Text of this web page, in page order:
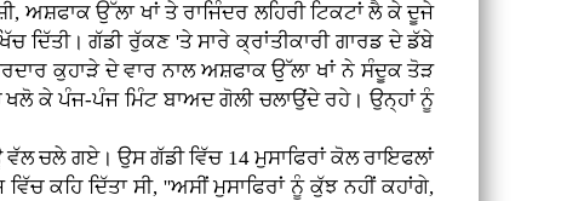
ਅਸ਼ਫਾਕ ਉੱਲਾ ਖਾਂ ਤੇ ਰਾਜਿੰਦਰ ਲਹਿਰੀ ਟਿਕਟਾਂ ਲੈ ਕੇ ਦੂਜੇ
ਦਿੱਤੀ। ਗੱਡੀ ਰੁੱਕਣ 'ਤੇ ਸਾਰੇ ਕ੍ਰਾਂਤੀਕਾਰੀ ਗਾਰਡ ਦੇ ਡੱਬੇ
ਕੁਹਾੜੇ ਦੇ ਵਾਰ ਨਾਲ ਅਸ਼ਫਾਕ ਉੱਲਾ ਖਾਂ ਨੇ ਸੰਦੂਕ ਤੋੜ
ਖਲੋ ਕੇ ਪੰਜ-ਪੰਜ ਮਿੰਟ ਬਾਅਦ ਗੋਲੀ ਚਲਾਉਂਦੇ ਰਹੇ। ਉਨ੍ਹਾਂ ਨੂੰ
ਚਲੇ ਗਏ। ਉਸ ਗੱਡੀ ਵਿੱਚ 14 ਮੁਸਾਫਿਰਾਂ ਕੋਲ ਰਾਇਫਲਾਂ
ਕਹਿ ਦਿੱਤਾ ਸੀ, ''ਅਸੀਂ ਮੁਸਾਫਿਰਾਂ ਨੂੰ ਕੁੱਝ ਨਹੀਂ ਕਹਾਂਗੇ,